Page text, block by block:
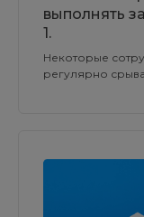
выполнять
1.
Некоторые
регулярно